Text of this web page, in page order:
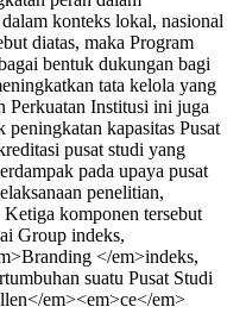
konteks lokal, nasional
diatas, maka Program
bentuk dukungan bagi
tata kelola yang
Perkuatan Institusi ini juga
kapasitas Pusat
pusat studi yang
pada upaya pusat
penelitian,
komponen tersebut
Group indeks,
</em>indeks,
suatu Pusat Studi
em><em>ce</em>